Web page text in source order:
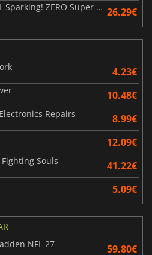
DRAGON BALL Sparking! ZERO Super Limit Breaking NEO 26.29€
4.23€
10.48€
Repairs 8.99€
12.09€
Souls 41.22€
5.09€
NFL 27
59.80€